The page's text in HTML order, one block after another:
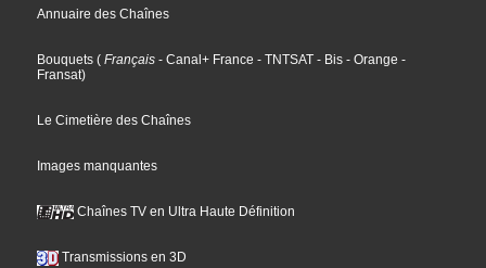
Annuaire des Chaînes
Bouquets ( Français - Canal+ France - TNTSAT - Bis - Orange -
Fransat)
Le Cimetière des Chaînes
Images manquantes
Chaînes TV en Ultra Haute Définition
Transmissions en 3D